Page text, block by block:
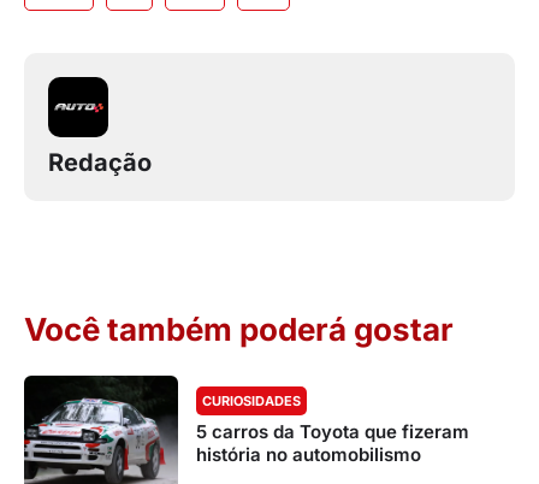
Redação
Você também poderá gostar
CURIOSIDADES
5 carros da Toyota que fizeram
história no automobilismo